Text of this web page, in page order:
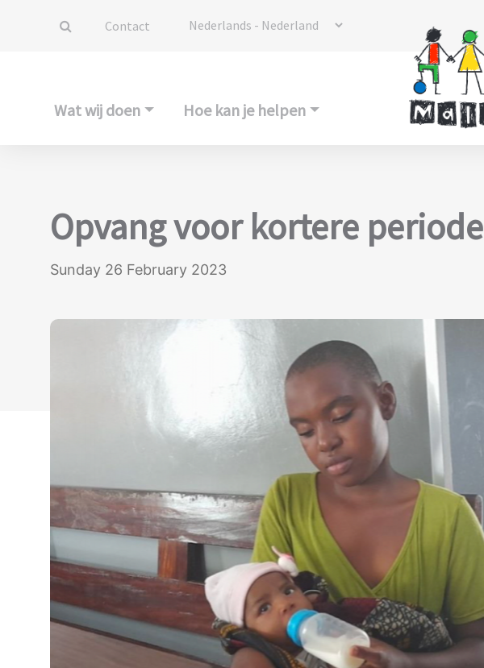
Contact
Wat wij doen Hoe kan je helpen
Opvang voor kortere periode
Sunday 26 February 2023